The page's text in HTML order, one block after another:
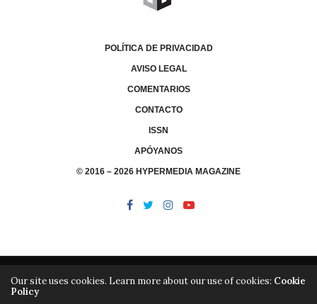
POLÍTICA DE PRIVACIDAD
AVISO LEGAL
COMENTARIOS
CONTACTO
ISSN
APÓYANOS
© 2016 – 2026 HYPERMEDIA MAGAZINE
LIBRERÍA
Our site uses cookies. Learn more about our use of cookies: Cookie
Policy